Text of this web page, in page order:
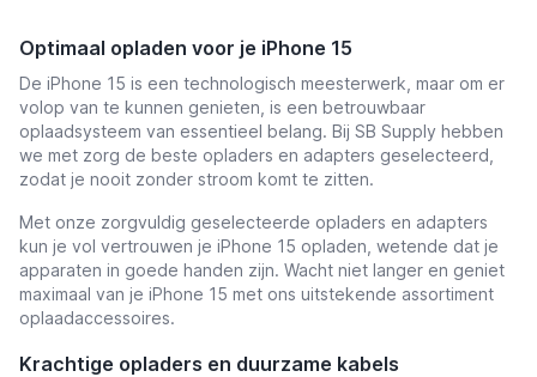
Optimaal opladen voor je iPhone 15
De iPhone 15 is een technologisch meesterwerk, maar om er
volop van te kunnen genieten, is een betrouwbaar
oplaadsysteem van essentieel belang. Bij SB Supply hebben
we met zorg de beste opladers en adapters geselecteerd,
zodat je nooit zonder stroom komt te zitten.
Met onze zorgvuldig geselecteerde opladers en adapters
kun je vol vertrouwen je iPhone 15 opladen, wetende dat je
apparaten in goede handen zijn. Wacht niet langer en geniet
maximaal van je iPhone 15 met ons uitstekende assortiment
oplaadaccessoires.
Krachtige opladers en duurzame kabels